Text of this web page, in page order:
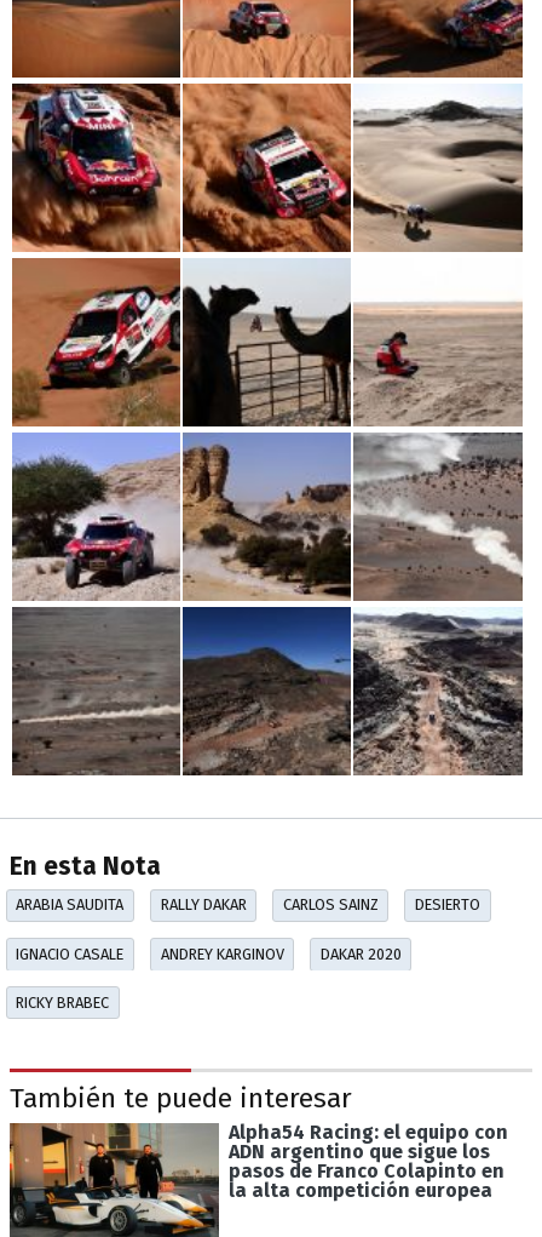
En esta Nota
ARABIA SAUDITA RALLY DAKAR CARLOS SAINZ DESIERTO
IGNACIO CASALE ANDREY KARGINOV DAKAR 2020
RICKY BRABEC
También te puede interesar
Alpha54 Racing: el equipo con
ADN argentino que sigue los
pasos de Franco Colapinto en
la alta competición europea